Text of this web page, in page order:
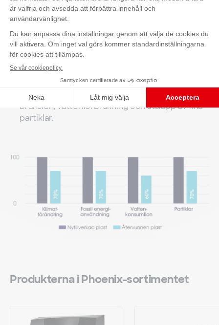
Minskad resursanvändning: Genom att använda
återvunnet material minskar Phoenix
pappershandduksdispenser mängden jungfrulig
plast som används med 92 %.
Minskade utsläpp: 30 % minskning av de stora
miljöutmaningarna. Detta inkluderar
klimatförändringar, förbrukning av fossila
bränslen, vattenförbrukning och utsläpp av fina
partiklar.
Produkterna i Phoenix-sortimentet
Kontakta oss